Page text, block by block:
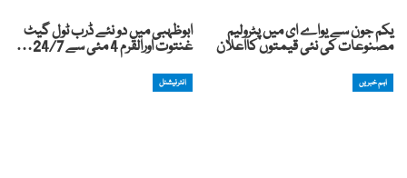
یکم جون سے یواے ای میں پٹرولیم
مصنوعات کی نئی قیمتوں کااعلان
ابوظہبی میں دو نئے ڈرب ٹول گیٹ
غنتوت اورالقرم 4 مئی سے 24/7…
اہم خبریں انٹرنیشنل